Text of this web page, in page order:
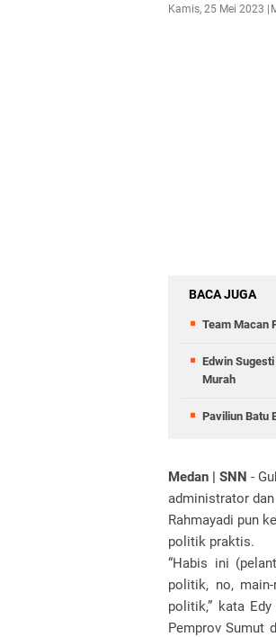
Kamis, 25 Mei 2023
BACA JUGA
Team Macan
Edwin
Murah
Paviliun Batu
Medan | SNN -
administrator
Rahmayadi pun
politik praktis.
“Habis ini
politik, no,
politik,” kata
Pemprov Sumut